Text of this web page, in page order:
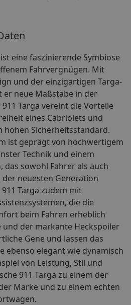
eine faszinierende Symbiose
Fahrvergnügen. Mit
und der einzigartigen Targa-
neue Maßstäbe in der
Targa vereint die Vorteile
eines Cabriolets und
hohen Sicherheitsstandard.
ist geprägt von hochwertigem
Technik und einem
das sowohl Fahrer als auch
neuesten Generation
Targa zudem mit
die die
beim Fahren erheblich
und der markante Heckspoiler
Gene und lassen das
ebenso elegant wie dynamisch
von Leistung, Stil und
911 Targa zu einem der
Marke und zu einem echten